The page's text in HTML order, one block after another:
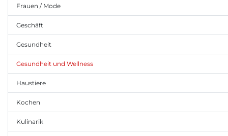
Frauen / Mode
Geschäft
Gesundheit
Gesundheit und Wellness
Haustiere
Kochen
Kulinarik